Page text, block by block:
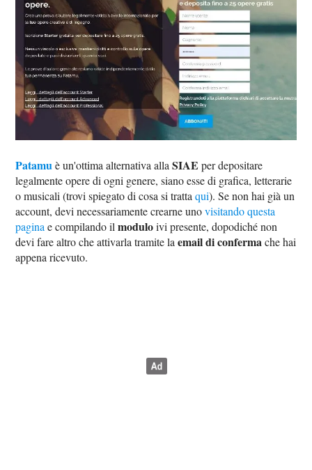
Patamuè un'ottima alternativa allaSIAE per depositare
legalmente opere di ogni genere, siano esse di grafica, letterarie
o musicali (trovi spiegato di cosa si trattaqui). Se non hai già un
account, devi necessariamente crearne unovisitando questa
pagina e compilando ilmoduloivi presente, dopodiché non
devi fare altro che attivarla tramite laemail di confermache hai
appena ricevuto.